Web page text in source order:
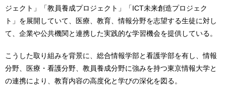
ジェクト」「教員養成プロジェクト」「ICT未来創造プロジェク
ト」を展開していて、医療、教育、情報分野を志望する生徒に対し
て、企業や公共機関と連携した実践的な学習機会を提供している。
こうした取り組みを背景に、総合情報学部と看護学部を有し、情報
分野、医療・看護分野、教員養成分野に強みを持つ東京情報大学と
の連携により、教育内容の高度化と学びの深化を図る。